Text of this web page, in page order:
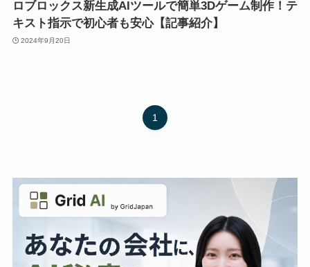
ロブロックス新生成AIツールで簡単3Dゲーム制作！テ
キスト指示で初心者も安心【記事紹介】
2024年9月20日
1